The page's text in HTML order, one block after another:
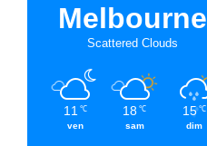
Melbourne
Scattered Clouds
11 ℃
ven
18 ℃
sam
15 ℃
dim